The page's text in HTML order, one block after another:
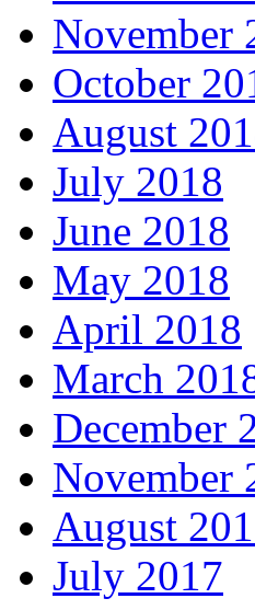
November
October
August
July 2018
June 2018
May 2018
April 2018
March
December
November
August
July 2017